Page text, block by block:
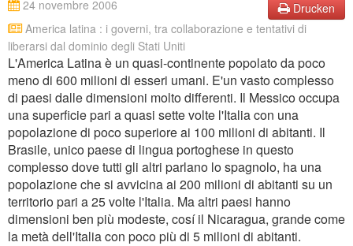
Drucken
America latina : i governi, tra collaborazione e tentativi di
liberarsi dal dominio degli Stati Uniti
24 novembre 2006
L'America Latina è un quasi-continente popolato da poco
meno di 600 milioni di esseri umani. E'un vasto complesso
di paesi dalle dimensioni molto differenti. Il Messico occupa
una superficie pari a quasi sette volte l'Italia con una
popolazione di poco superiore ai 100 milioni di abitanti. Il
Brasile, unico paese di lingua portoghese in questo
complesso dove tutti gli altri parlano lo spagnolo, ha una
popolazione che si avvicina ai 200 milioni di abitanti su un
territorio pari a 25 volte l'Italia. Ma altri paesi hanno
dimensioni ben più modeste, cosí il Nicaragua, grande come
la metà dell'Italia con poco più di 5 milioni di abitanti.